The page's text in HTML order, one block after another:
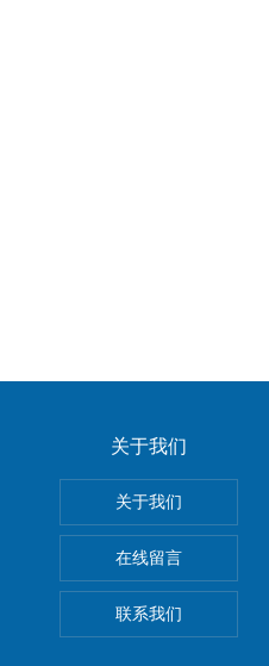
关于我们
关于我们
在线留言
联系我们